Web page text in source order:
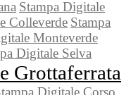
Stampa Digitale
Colleverde Stampa
Monteverde
Digitale Selva
Grottaferrata
Digitale Corso